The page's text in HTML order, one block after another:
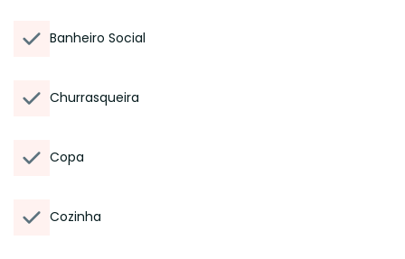
Banheiro Social
Churrasqueira
Copa
Cozinha